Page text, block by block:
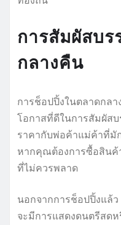
การสัมผัสบร
กลางคืน
การช็อปปิ้งในตลาดกลา
โอกาสที่ดีในการสัมผัส
ราคากับพ่อค้าแม่ค้าที่มั
หากคุณต้องการซื้อสินค้
ที่ไม่ควรพลาด
นอกจากการช็อปปิ้งแล้
จะมีการแสดงดนตรีสด